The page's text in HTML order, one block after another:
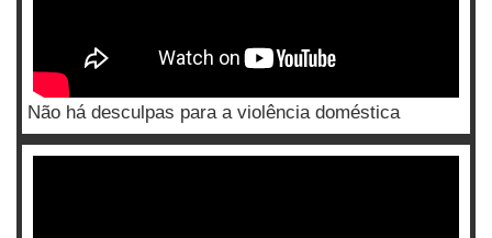
Não há desculpas para a violência doméstica